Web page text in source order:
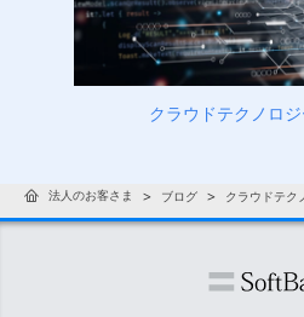
クラウドテクノロ
法人のお客さま ブログ クラウドテク